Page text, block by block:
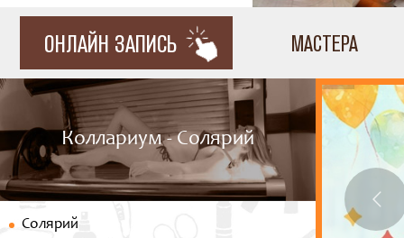
ОНЛАЙН ЗАПИСЬ МАСТЕРА
Коллариум - Солярий
Солярий